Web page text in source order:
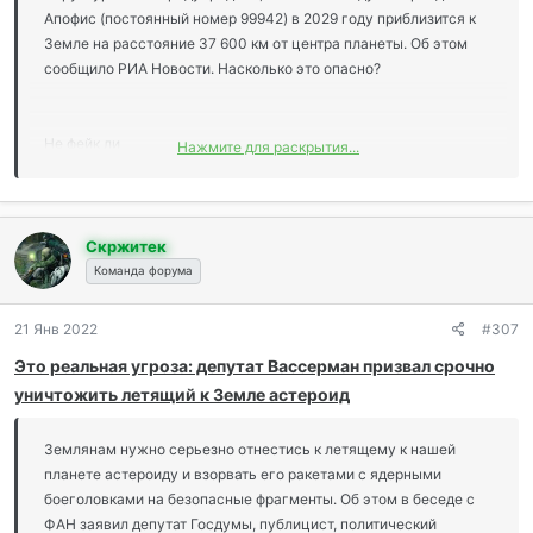
:
Апофиc (постоянный номер 99942) в 2029 году приблизится к
Земле на расстояние 37 600 км от центра планеты. Об этом
сообщило РИА Новости. Насколько это опасно?
ВНИИ ГОЧС (структура МКС) сообщает об астероиде? На
сайте ведомства сообщение не удалось найти. Но нет, это не
выдумка. Астероид 99942 был обнаружен в 2004. После
изучения его траектории и размеров, он был отнесен к 4-й
повреждения на значительно поверхности Земли. Это еще не
астероид, убивший динозавров, но уже и не Челябинский
яркими впечатлениями. На 2029 и 2036 года спрогнозировано
его прохождение вблизи Земли.
Нажмите для раскрытия...
Скржитек
Команда форума
21 Янв 2022 #307
Это реальная угроза: депутат Вассерман призвал срочно
уничтожить летящий к Земле астероид
Землянам нужно серьезно отнестись к летящему к нашей
планете астероиду и взорвать его ракетами с ядерными
боеголовками на безопасные фрагменты. Об этом в беседе с
ФАН заявил депутат Госдумы, публицист, политический